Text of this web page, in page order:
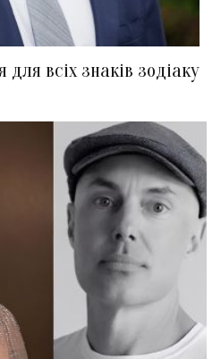
всіх знаків зодіаку